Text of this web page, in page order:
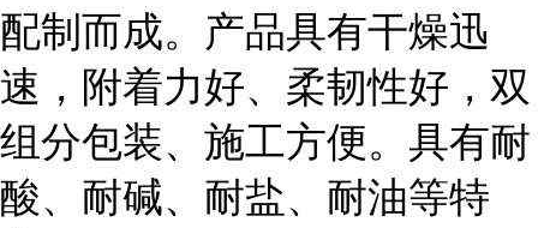
配制而成。产品具有干燥迅
速，附着力好、柔韧性好，双
组分包装、施工方便。具有耐
酸、耐碱、耐盐、耐油等特